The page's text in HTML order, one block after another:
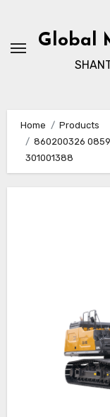
contentGlobal
Home
Products
860200326
301001388